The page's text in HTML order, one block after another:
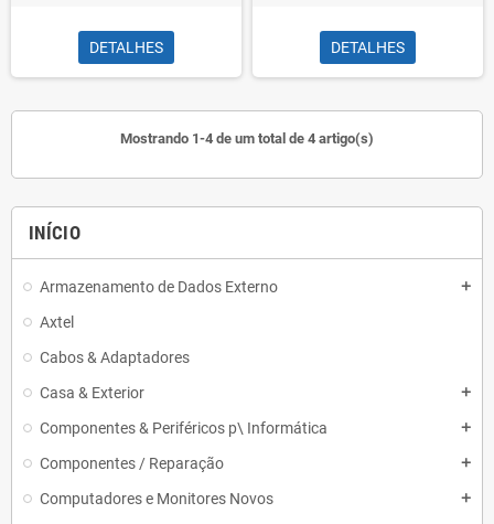
INÍCIO
Armazenamento de Dados Externo add
Axtel
Cabos & Adaptadores
Casa & Exterior
add
Componentes & Periféricos p\ Informática add
Componentes / Reparação add
Computadores e Monitores Novos add
DETALHES DETALHES
Mostrando 1-4 de um total de 4 artigo(s)